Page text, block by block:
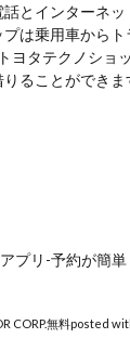
とインターネ
は乗用車からト
ヨタテクノショ
ることができま
プリ-予約が簡
CORP.無料posted